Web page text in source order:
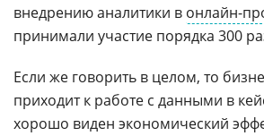
внедрению аналитики в онлайн-
принимали участие порядка 300
Если же говорить в целом, то
приходит к работе с данными в
хорошо виден экономический